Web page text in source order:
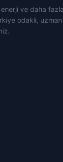
ve daha
odakli,